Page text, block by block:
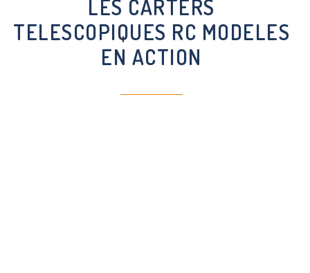
LES CARTERS
TELESCOPIQUES RC MODELES
EN ACTION